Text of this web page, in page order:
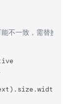
不一致，需替换成